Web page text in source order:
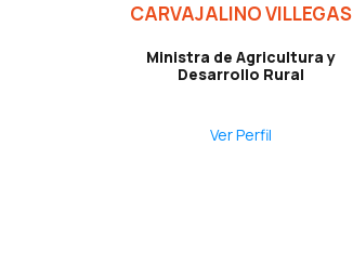
CARVAJALINO VILLEGAS
Ministra de Agricultura y
Desarrollo Rural
Ver Perfil